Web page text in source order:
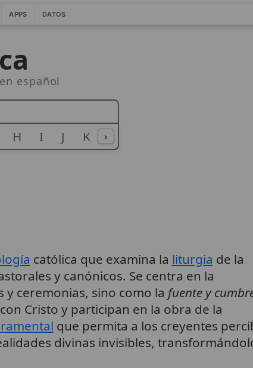
APPS DATOS
español
H I J K L
›
católica que examina la liturgia de la
y canónicos. Se centra en la
ceremonias, sino como la fuente y
Cristo y participan en la obra de la
que permita a los creyentes
divinas invisibles,